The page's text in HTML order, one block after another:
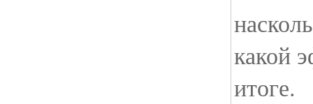
какой
итоге.